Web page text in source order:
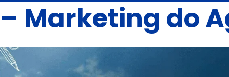
– Marketing do